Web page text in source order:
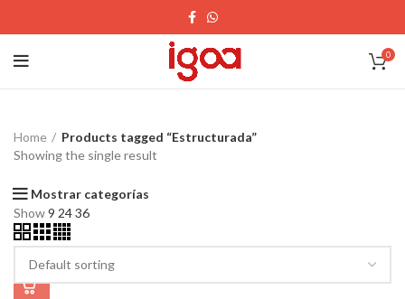
0
Home
Products tagged “Estructurada”
Showing the single result
Mostrar categorías
Show9 2436